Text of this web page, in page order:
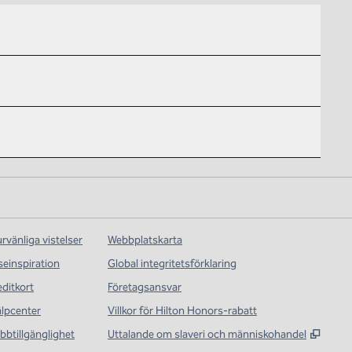
vistelser
Webbplatskarta
Global integritetsförklaring
Företagsansvar
Villkor för Hilton Honors-rabatt
Uttalande om slaveri och människohandel
,